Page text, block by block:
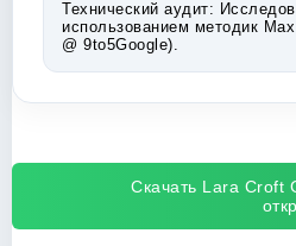
Технический аудит:
использованием методик
@ 9to5Google).
Скачать Lara Croft